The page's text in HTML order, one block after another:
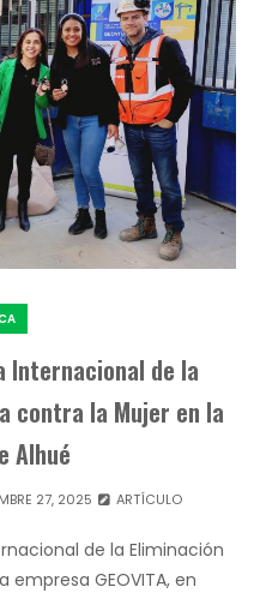
Internacional de la
contra la Mujer en la
Alhué
27, 2025 ARTÍCULO
de la Eliminación
GEOVITA, en